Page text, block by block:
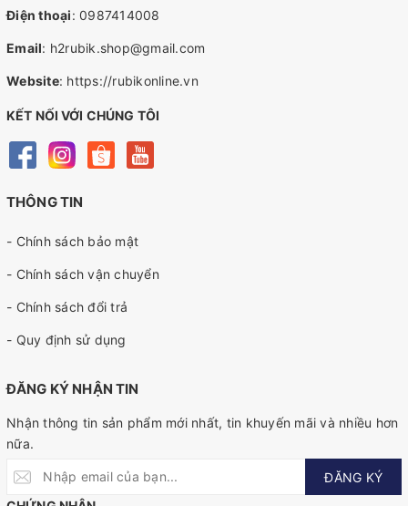
Điện thoại: 0987414008
Email: h2rubik.shop@gmail.com
Website: https://rubikonline.vn
KẾT NỐI VỚI CHÚNG TÔI
THÔNG TIN
- Chính sách bảo mật
- Chính sách vận chuyển
- Chính sách đổi trả
- Quy định sử dụng
ĐĂNG KÝ NHẬN TIN
Nhận thông tin sản phẩm mới nhất, tin khuyến mãi và nhiều hơn
nữa.
ĐĂNG KÝ